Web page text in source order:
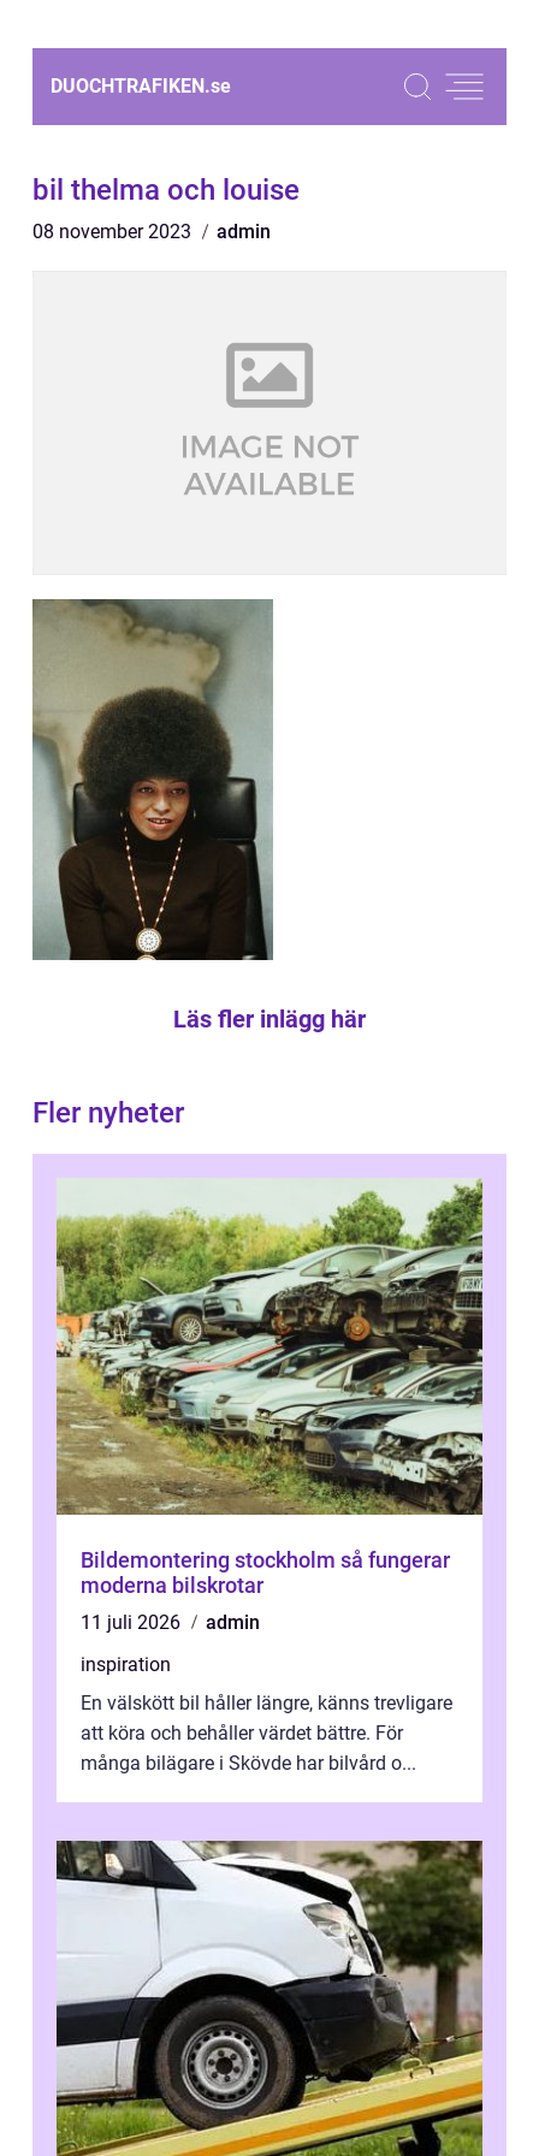
DUOCHTRAFIKEN.se
bil thelma och louise
08 november 2023 admin
Läs fler inlägg här
Fler nyheter
Bildemontering stockholm så fungerar
moderna bilskrotar
11 juli 2026
admin
inspiration
En välskött bil håller längre, känns trevligare
att köra och behåller värdet bättre. För
många bilägare i Skövde har bilvård o...